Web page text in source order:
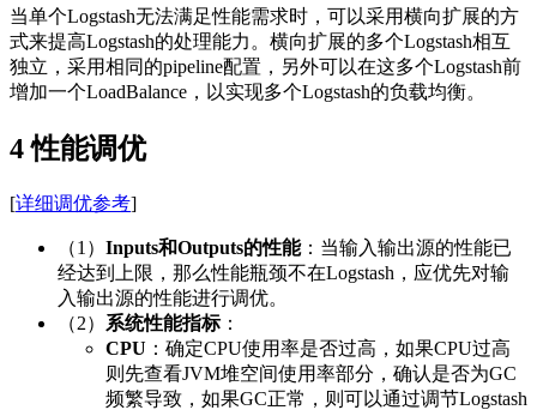
当单个Logstash无法满足性能需求时，可以采用横向扩展的方
式来提高Logstash的处理能力。横向扩展的多个Logstash相互
独立，采用相同的pipeline配置，另外可以在这多个Logstash前
增加一个LoadBalance，以实现多个Logstash的负载均衡。
4 性能调优
[详细调优参考]
（1） Inputs和Outputs的性能：当输入输出源的性能已
经达到上限，那么性能瓶颈不在Logstash，应优先对输
入输出源的性能进行调优。
（2） 系统性能指标：
CPU ：确定CPU使用率是否过高，如果CPU过高
则先查看JVM堆空间使用率部分，确认是否为GC
频繁导致，如果GC正常，则可以通过调节Logstash